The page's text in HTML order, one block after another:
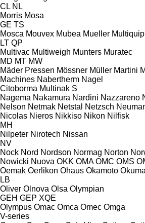
CL NL
Morris Mosa
GE TS
Mosca Mouvex Mubea Mueller Multiquip
LT QP
Multivac Multiweigh Munters Muratec
MD MT MW
Mäder Pressen Mössner Müller Martini
Machines Nabertherm Nagel
Citoborma Multinak S
Nagema Nakamura Nardini Nazzareno
Nelson Netmak Netstal Netzsch
Nicolas Nieros Nikkiso Nikon Nilfisk
MH
Nilpeter Nirotech Nissan
NV
Nock Nord Nordson Normag Norton
Nowicki Nuova OKK OMA OMC OMS
Oemak Oerlikon Ohaus Okamoto Okuma
LB
Oliver Olnova Olsa Olympian
GEH GEP XQE
Olympus Omac Omca Omec Omga
V-series